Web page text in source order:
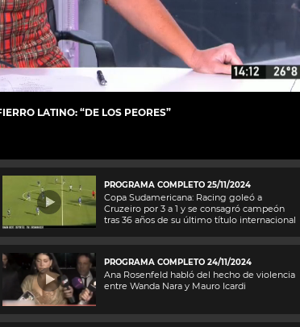
LATINO: “DE LOS PEORES”
PROGRAMA COMPLETO 25/11/2024
Copa Sudamericana: Racing goleó a
Cruzeiro por 3 a 1 y se consagró campeón
tras 36 años de su último título internacional
PROGRAMA COMPLETO 24/11/2024
Ana Rosenfeld habló del hecho de violencia
entre Wanda Nara y Mauro Icardi